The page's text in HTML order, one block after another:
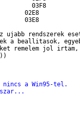
03F8
02E8
03E8
ujabb rendszerek
a beallitasok,
remelem jol irtam,
nincs a Win95-tel.
szar...